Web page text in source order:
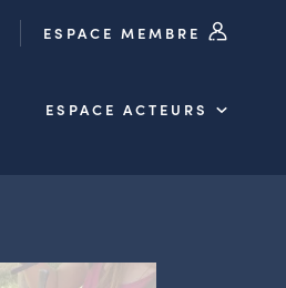
ESPACE MEMBRE
ESPACE ACTEURS